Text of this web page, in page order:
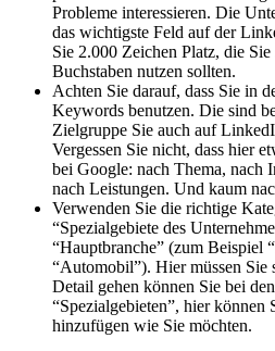
Probleme interessieren. Die
das wichtigste Feld auf der
Sie 2.000 Zeichen Platz, die
Buchstaben nutzen sollten.
Achten Sie darauf, dass Sie in
Keywords benutzen. Die sind
Zielgruppe Sie auch auf
Vergessen Sie nicht, dass hier
bei Google: nach Thema, nach
nach Leistungen. Und kaum
Verwenden Sie die richtige
“Spezialgebiete des
“Hauptbranche” (zum Beispiel
“Automobil”). Hier müssen Sie
Detail gehen können Sie bei
“Spezialgebieten”, hier können
hinzufügen wie Sie möchten.